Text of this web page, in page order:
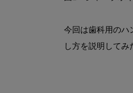
今回は歯科用のハ
し方を説明して